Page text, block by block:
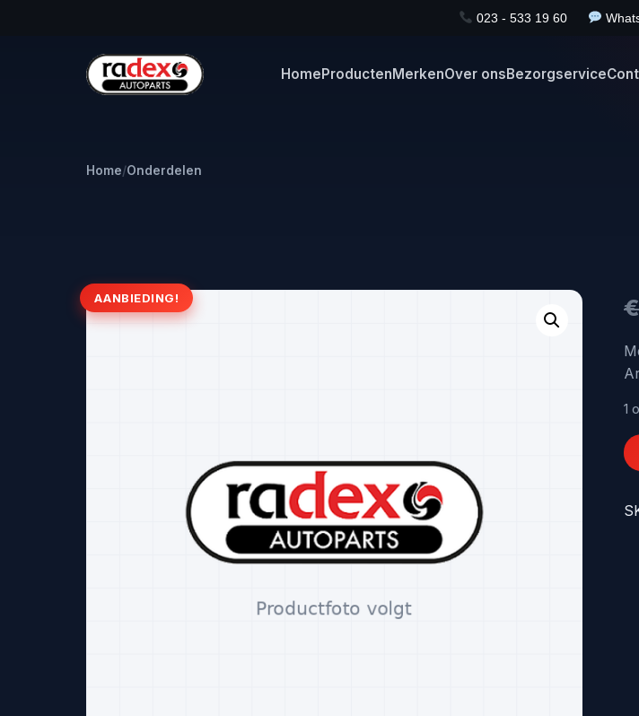
023 - 533 19 60
HomeProductenMerkenOver onsBezorgservice
Home/Onderdelen
AANBIEDING!
1
-